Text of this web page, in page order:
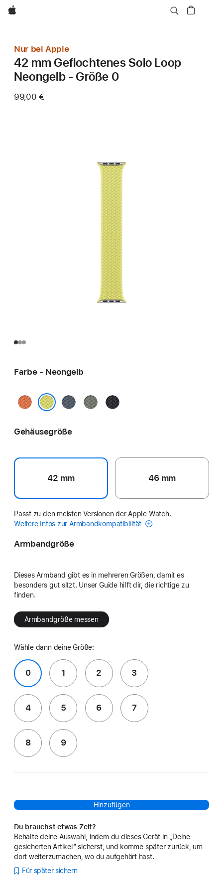
Apple
Nur bei Apple
42 mm Geflochtenes Solo Loop
Neongelb - Größe 0
99,00 €
Farbe - Neongelb
Kurkuma MaritimblauGrüngrauMitternacht
Gehäusegröße
42 mm 46 mm
Passt zu den meisten Versionen der Apple Watch.
Weitere Infos zur Armbandkompatibilität
Armbandgröße
Dieses Armband gibt es in mehreren Größen, damit es
besonders gut sitzt. Unser Guide hilft dir, die richtige zu
finden.
Armbandgröße messen
Wähle dann deine Größe:
0 1 2 3
4 5 6 7
8 9
Hinzufügen
Du brauchst etwas Zeit?
Behalte deine Auswahl, indem du dieses Gerät in „Deine
gesicherten Artikel“ sicherst, und komme später zurück, um
dort weiterzumachen, wo du aufgehört hast.
Für später sichern